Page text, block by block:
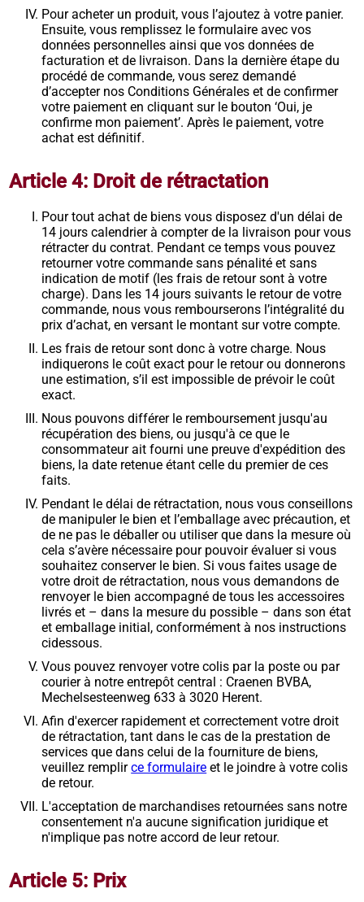
Pour acheter un produit, vous l’ajoutez à votre panier.
Ensuite, vous remplissez le formulaire avec vos
données personnelles ainsi que vos données de
facturation et de livraison. Dans la dernière étape du
procédé de commande, vous serez demandé
d’accepter nos Conditions Générales et de confirmer
votre paiement en cliquant sur le bouton ‘Oui, je
confirme mon paiement’. Après le paiement, votre
achat est définitif.
Article 4: Droit de rétractation
Pour tout achat de biens vous disposez d'un délai de
14 jours calendrier à compter de la livraison pour vous
rétracter du contrat. Pendant ce temps vous pouvez
retourner votre commande sans pénalité et sans
indication de motif (les frais de retour sont à votre
charge). Dans les 14 jours suivants le retour de votre
commande, nous vous rembourserons l’intégralité du
prix d’achat, en versant le montant sur votre compte.
Les frais de retour sont donc à votre charge. Nous
indiquerons le coût exact pour le retour ou donnerons
une estimation, s’il est impossible de prévoir le coût
exact.
Nous pouvons différer le remboursement jusqu'au
récupération des biens, ou jusqu'à ce que le
consommateur ait fourni une preuve d'expédition des
biens, la date retenue étant celle du premier de ces
faits.
Pendant le délai de rétractation, nous vous conseillons
de manipuler le bien et l’emballage avec précaution, et
de ne pas le déballer ou utiliser que dans la mesure où
cela s’avère nécessaire pour pouvoir évaluer si vous
souhaitez conserver le bien. Si vous faites usage de
votre droit de rétractation, nous vous demandons de
renvoyer le bien accompagné de tous les accessoires
livrés et – dans la mesure du possible – dans son état
et emballage initial, conformément à nos instructions
cidessous.
Vous pouvez renvoyer votre colis par la poste ou par
courier à notre entrepôt central : Craenen BVBA,
Mechelsesteenweg 633 à 3020 Herent.
Afin d'exercer rapidement et correctement votre droit
de rétractation, tant dans le cas de la prestation de
services que dans celui de la fourniture de biens,
veuillez remplirce formulaire et le joindre à votre colis
de retour.
L'acceptation de marchandises retournées sans notre
consentement n'a aucune signification juridique et
n'implique pas notre accord de leur retour.
Article 5: Prix